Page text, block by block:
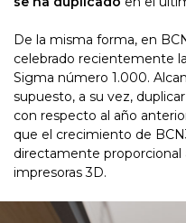
De la misma forma, en
celebrado recientemente
Sigma número 1.000.
supuesto, a su vez,
con respecto al año
que el crecimiento de
directamente proporcional
impresoras 3D.